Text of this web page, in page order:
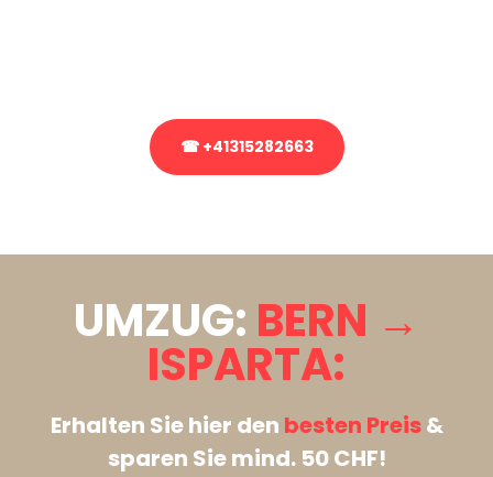
☎ +41315282663
UMZUG: BERN →
ISPARTA:
Erhalten Sie hier den besten Preis&
sparen Sie mind. 50 CHF!